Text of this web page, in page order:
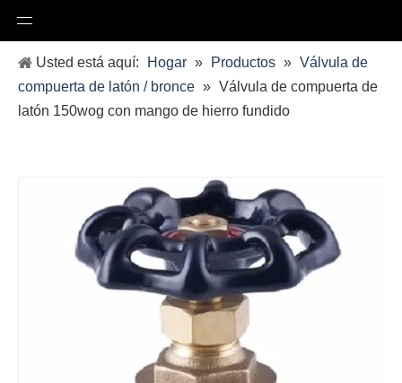
Usted está aquí: Hogar » Productos » Válvula de
compuerta de latón / bronce » Válvula de compuerta de
latón 150wog con mango de hierro fundido